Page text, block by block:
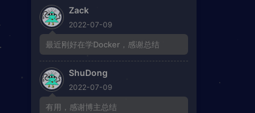
Zack
2022-07-09
最近刚好在学Docker，感谢总结
ShuDong
2022-07-09
有用，感谢博主总结